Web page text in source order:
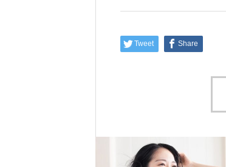
Tweet Share